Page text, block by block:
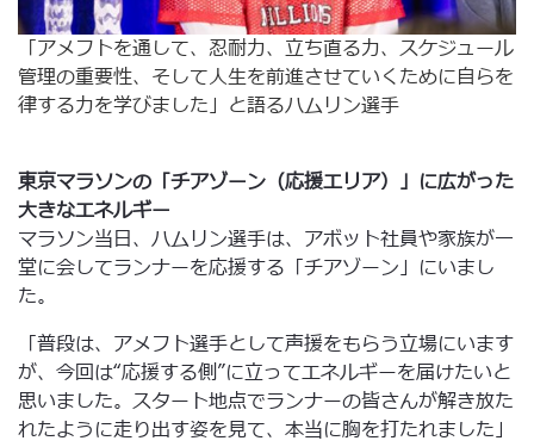
「アメフトを通して、忍耐力、立ち直る力、スケジュール
管理の重要性、そして人生を前進させていくために自らを
律する力を学びました」と語るハムリン選手
東京マラソンの「チアゾーン（応援エリア）」に広がった
大きなエネルギー
マラソン当日、ハムリン選手は、アボット社員や家族が一
堂に会してランナーを応援する「チアゾーン」にいまし
た。
「普段は、アメフト選手として声援をもらう立場にいます
が、今回は“応援する側”に立ってエネルギーを届けたいと
思いました。スタート地点でランナーの皆さんが解き放た
れたように走り出す姿を見て、本当に胸を打たれました」